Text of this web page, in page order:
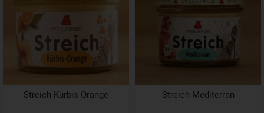
Streich Kürbis Orange Streich Mediterran